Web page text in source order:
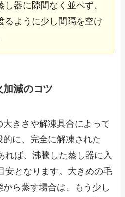
器に隙間なく並べず、
るように少し間隔を空け
加減のコツ
きさや解凍具合によって
に、完全に解凍された
れば、沸騰した蒸し器に入
安となります。大きめの毛
ら蒸す場合は、もう少し